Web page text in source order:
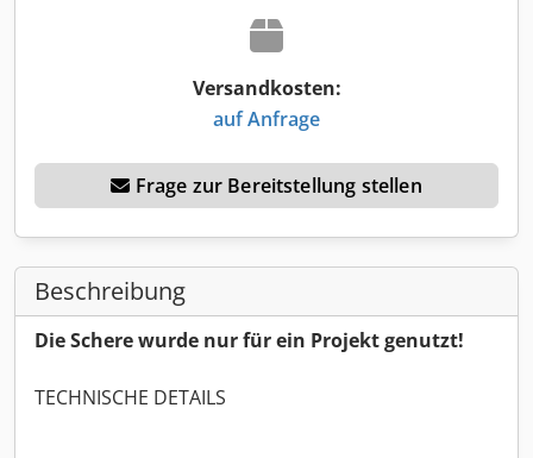
Versandkosten:
auf Anfrage
Frage zur Bereitstellung stellen
Beschreibung
Die Schere wurde nur für ein Projekt genutzt!
TECHNISCHE DETAILS